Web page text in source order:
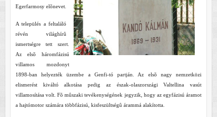
Egerfarmosy elõnevet.
A település a feltaláló
révén világhírû
ismertségre tett szert.
Az elsõ háromfázisú
villamos mozdonyt
1898-ban helyezték üzembe a Genfi-tó partján. Az elsõ nagy nemzetközi
elismerést kiváltó alkotása pedig az észak-olaszországi Valtellina vasút
villamosítása volt. Fõ mûszaki tevékenységének jegyzik, hogy az egyfázisú áramot
a hajtómotor számára többfázisú, kisfeszültségû árammá alakította.